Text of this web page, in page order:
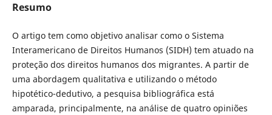
Resumo
O artigo tem como objetivo analisar como o Sistema
Interamericano de Direitos Humanos (SIDH) tem atuado na
proteção dos direitos humanos dos migrantes. A partir de
uma abordagem qualitativa e utilizando o método
hipotético-dedutivo, a pesquisa bibliográfica está
amparada, principalmente, na análise de quatro opiniões